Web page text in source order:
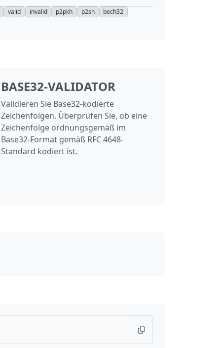
valid invalid p2pkh p2sh bech32
BASE32-VALIDATOR
Validieren Sie Base32-kodierte
Zeichenfolgen. Überprüfen Sie, ob eine
Zeichenfolge ordnungsgemäß im
Base32-Format gemäß RFC 4648-
Standard kodiert ist.